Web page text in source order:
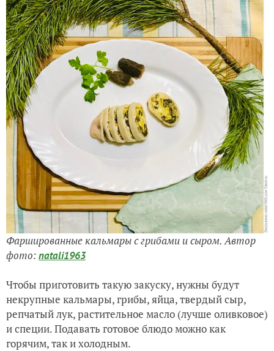
Фаршированные кальмары с грибами и сыром. Автор
фото:natali1963
Чтобы приготовить такую закуску, нужны будут
некрупные кальмары, грибы, яйца, твердый сыр,
репчатый лук, растительное масло (лучше оливковое)
и специи. Подавать готовое блюдо можно как
горячим, так и холодным.